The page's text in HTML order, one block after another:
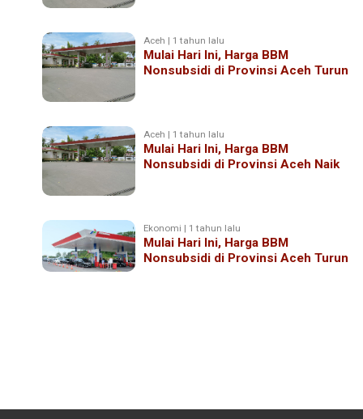
Aceh | 1 tahun lalu
Mulai Hari Ini, Harga BBM
Nonsubsidi di Provinsi Aceh Turun
Aceh | 1 tahun lalu
Mulai Hari Ini, Harga BBM
Nonsubsidi di Provinsi Aceh Naik
Ekonomi | 1 tahun lalu
Mulai Hari Ini, Harga BBM
Nonsubsidi di Provinsi Aceh Turun